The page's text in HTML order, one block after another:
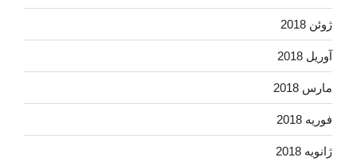
ژوئن 2018
آوریل 2018
مارس 2018
فوریه 2018
ژانویه 2018